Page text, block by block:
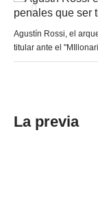
Agustín Rossi, el
titular ante el
La previa